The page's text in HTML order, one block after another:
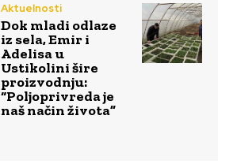
Aktuelnosti
Dok mladi odlaze
iz sela, Emir i
Adelisa u
Ustikolini šire
proizvodnju:
“Poljoprivreda je
naš način života”